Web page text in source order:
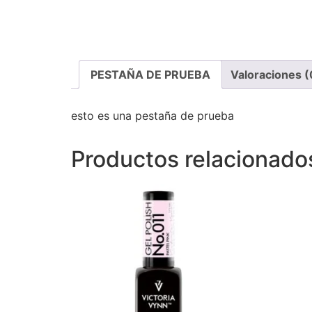
PESTAÑA DE PRUEBA Valoraciones
esto es una pestaña de prueba
Productos